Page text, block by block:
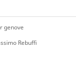
genove
Rebuffi